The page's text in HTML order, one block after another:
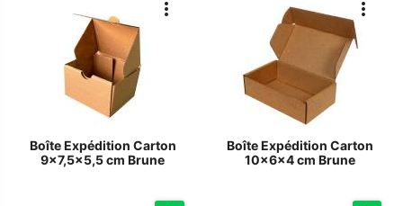
Boîte Expédition Carton
9x7,5x5,5 cm Brune
Boîte Expédition Carton
10x6x4 cm Brune